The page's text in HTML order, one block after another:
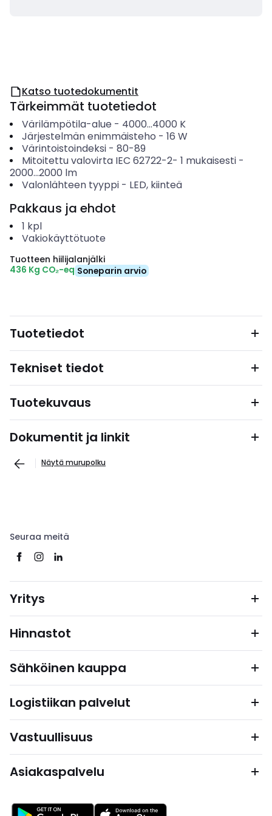
Katso tuotedokumentit
Tärkeimmät tuotetiedot
Värilämpötila-alue - 4000...4000 K
Järjestelmän enimmäisteho - 16 W
Värintoistoindeksi- 80-89
Mitoitettu valovirta IEC 62722-2- 1 mukaisesti-
2000...2000 lm
Valonlähteen tyyppi- LED, kiinteä
Pakkaus ja ehdot
1 kpl
Vakiokäyttötuote
Tuotteen hiilijalanjälki
436 Kg CO₂-eq Soneparin arvio
Tuotetiedot
Tekniset tiedot
Tuotekuvaus
Dokumentit ja linkit
Näytä murupolku
Seuraa meitä
Yritys
Hinnastot
Sähköinen kauppa
Logistiikan palvelut
Vastuullisuus
Asiakaspalvelu